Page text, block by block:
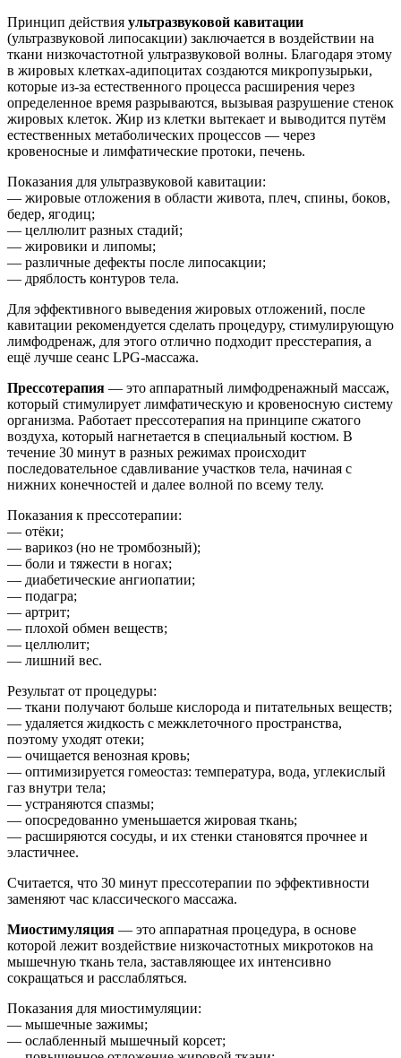
Принцип действия ультразвуковой кавитации
(ультразвуковой липосакции) заключается в воздействии на
ткани низкочастотной ультразвуковой волны. Благодаря этому
в жировых клетках-адипоцитах создаются микропузырьки,
которые из-за естественного процесса расширения через
определенное время разрываются, вызывая разрушение стенок
жировых клеток. Жир из клетки вытекает и выводится путём
естественных метаболических процессов — через
кровеносные и лимфатические протоки, печень.
Показания для ультразвуковой кавитации:
— жировые отложения в области живота, плеч, спины, боков,
бедер, ягодиц;
— целлюлит разных стадий;
— жировики и липомы;
— различные дефекты после липосакции;
— дряблость контуров тела.
Для эффективного выведения жировых отложений, после
кавитации рекомендуется сделать процедуру, стимулирующую
лимфодренаж, для этого отлично подходит пресстерапия, а
ещё лучше сеанс LPG-массажа.
Прессотерапия — это аппаратный лимфодренажный массаж,
который стимулирует лимфатическую и кровеносную систему
организма. Работает прессотерапия на принципе сжатого
воздуха, который нагнетается в специальный костюм. В
течение 30 минут в разных режимах происходит
последовательное сдавливание участков тела, начиная с
нижних конечностей и далее волной по всему телу.
Показания к прессотерапии:
— отёки;
— варикоз (но не тромбозный);
— боли и тяжести в ногах;
— диабетические ангиопатии;
— подагра;
— артрит;
— плохой обмен веществ;
— целлюлит;
— лишний вес.
Результат от процедуры:
— ткани получают больше кислорода и питательных веществ;
— удаляется жидкость с межклеточного пространства,
поэтому уходят отеки;
— очищается венозная кровь;
— оптимизируется гомеостаз: температура, вода, углекислый
газ внутри тела;
— устраняются спазмы;
— опосредованно уменьшается жировая ткань;
— расширяются сосуды, и их стенки становятся прочнее и
эластичнее.
Считается, что 30 минут прессотерапии по эффективности
заменяют час классического массажа.
Миостимуляция — это аппаратная процедура, в основе
которой лежит воздействие низкочастотных микротоков на
мышечную ткань тела, заставляющее их интенсивно
сокращаться и расслабляться.
Показания для миостимуляции:
— мышечные зажимы;
— ослабленный мышечный корсет;